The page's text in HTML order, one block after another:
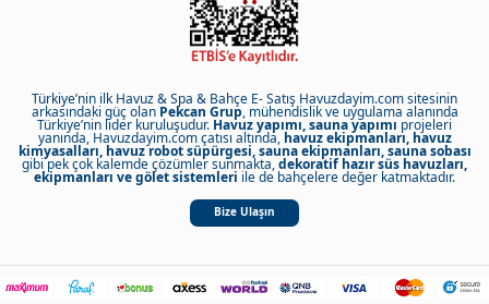
Türkiye’nin ilk Havuz & Spa & Bahçe E- Satış Havuzdayim.com sitesinin
arkasındaki güç olan Pekcan Grup, mühendislik ve uygulama alanında
Türkiye’nin lider kuruluşudur. Havuz yapımı, sauna yapımı projeleri
yanında, Havuzdayim.com çatısı altında, havuz ekipmanları, havuz
kimyasalları, havuz robot süpürgesi, sauna ekipmanları, sauna sobası
gibi pek çok kalemde çözümler sunmakta,dekoratif hazır süs havuzları,
ekipmanları ve gölet sistemleri ile de bahçelere değer katmaktadır.
Bize Ulaşın